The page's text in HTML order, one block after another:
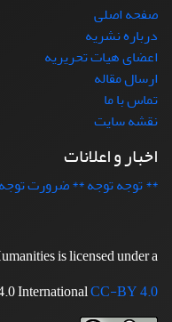
صفحه اصلی
درباره نشریه
اعضای هیات تحریریه
ارسال مقاله
تماس با ما
نقشه سایت
اخبار و اعلانات
** توجه توجه ** ضرورت
is licensed under a
InternationalCC-BY 4.0